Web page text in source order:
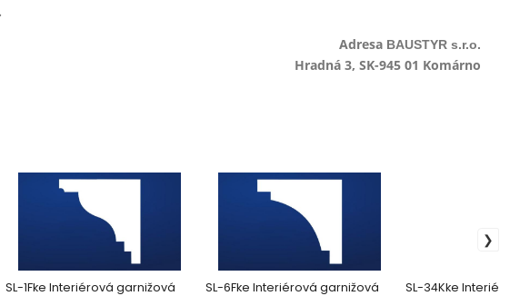
Adresa BAUSTYR s.r.o.
Hradná 3, SK-945 01 Komárno
SL-1Fke Interiérová garnižová
SL-6Fke Interiérová garnižová
SL-34Kke